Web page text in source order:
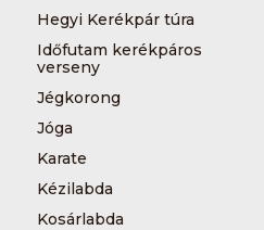
Hegyi Kerékpár túra
Időfutam kerékpáros
verseny
Jégkorong
Jóga
Karate
Kézilabda
Kosárlabda